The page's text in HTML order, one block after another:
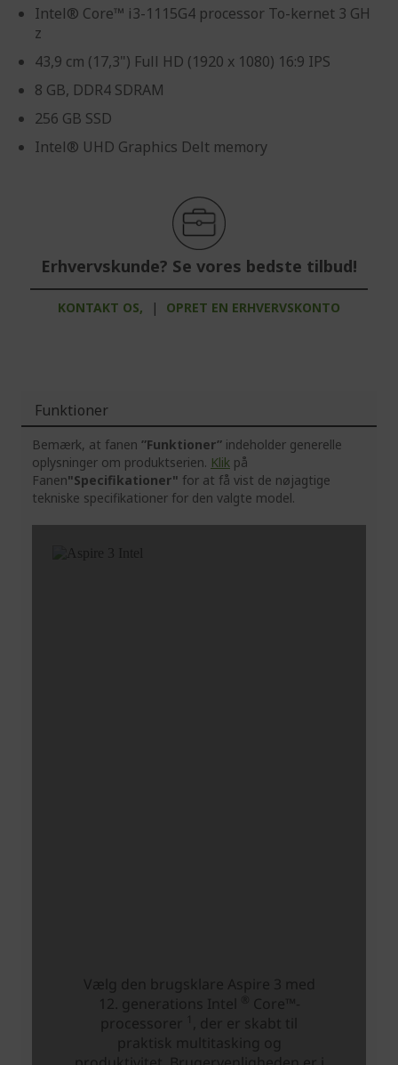
Intel® Core™ i3-1115G4 processor To-kernet 3 GH
z
43,9 cm (17,3") Full HD (1920 x 1080) 16:9 IPS
8 GB, DDR4 SDRAM
256 GB SSD
Intel® UHD Graphics Delt memory
Erhvervskunde? Se vores bedste tilbud!
KONTAKT OS, | OPRET EN ERHVERVSKONTO
Funktioner
Bemærk, at fanen ”Funktioner” indeholder generelle
oplysninger om produktserien. Klik på
Fanen"Specifikationer" for at få vist de nøjagtige
tekniske specifikationer for den valgte model.